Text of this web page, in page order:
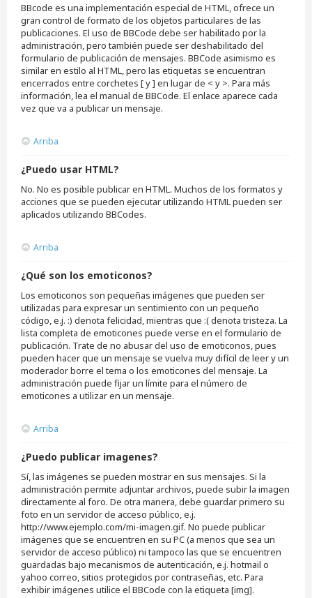
BBcode es una implementación especial de HTML, ofrece un
gran control de formato de los objetos particulares de las
publicaciones. El uso de BBCode debe ser habilitado por la
administración, pero también puede ser deshabilitado del
formulario de publicación de mensajes. BBCode asimismo es
similar en estilo al HTML, pero las etiquetas se encuentran
encerrados entre corchetes [ y ] en lugar de < y >. Para más
información, lea el manual de BBCode. El enlace aparece cada
vez que va a publicar un mensaje.
Arriba
¿Puedo usar HTML?
No. No es posible publicar en HTML. Muchos de los formatos y
acciones que se pueden ejecutar utilizando HTML pueden ser
aplicados utilizando BBCodes.
Arriba
¿Qué son los emoticonos?
Los emoticonos son pequeñas imágenes que pueden ser
utilizadas para expresar un sentimiento con un pequeño
código, e.j. :) denota felicidad, mientras que :( denota tristeza. La
lista completa de emoticones puede verse en el formulario de
publicación. Trate de no abusar del uso de emoticonos, pues
pueden hacer que un mensaje se vuelva muy difícil de leer y un
moderador borre el tema o los emoticones del mensaje. La
administración puede fijar un límite para el número de
emoticones a utilizar en un mensaje.
Arriba
¿Puedo publicar imagenes?
Sí, las imágenes se pueden mostrar en sus mensajes. Si la
administración permite adjuntar archivos, puede subir la imagen
directamente al foro. De otra manera, debe guardar primero su
foto en un servidor de acceso público, e.j.
http://www.ejemplo.com/mi-imagen.gif. No puede publicar
imágenes que se encuentren en su PC (a menos que sea un
servidor de acceso público) ni tampoco las que se encuentren
guardadas bajo mecanismos de autenticación, e.j. hotmail o
yahoo correo, sitios protegidos por contraseñas, etc. Para
exhibir imágenes utilice el BBCode con la etiqueta [img].